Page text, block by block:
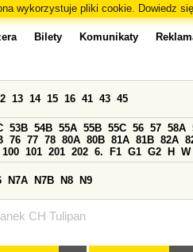
wykorzystuje pliki cookie. Dowiedz
CH Tulipan
Bilety Komunikaty
13 14 15 16 41 43 45
53B 54B 55A 55B 55C 56 57 58A
76 77 78 80A 80B 81A 81B 82A
100 101 201 202 6. F1 G1 G2 H W
N7A N7B N8 N9